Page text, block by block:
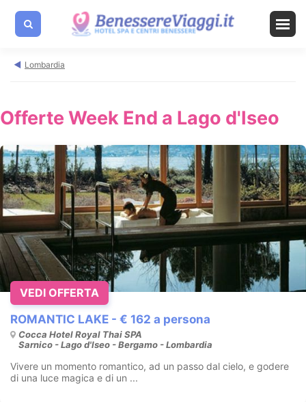
Lombardia
Offerte Week End a Lago d'Iseo
ROMANTIC LAKE - € 162 a persona
Cocca Hotel Royal Thai SPA
Sarnico - Lago d'Iseo - Bergamo - Lombardia
Vivere un momento romantico, ad un passo dal cielo, e godere
di una luce magica e di un ...
VEDI OFFERTA